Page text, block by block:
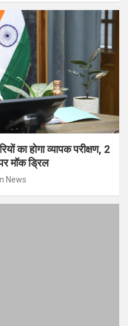
का होगा व्यापक परीक्षण, 2
मॉक ड्रिल
News